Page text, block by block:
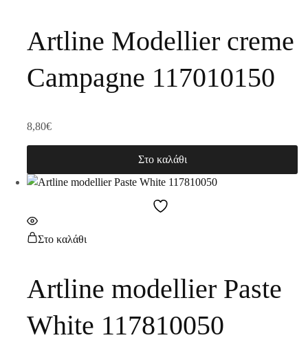
Artline Modellier creme
Campagne 117010150
8,80€
Στο καλάθι
Στο καλάθι
Artline modellier Paste
White 117810050